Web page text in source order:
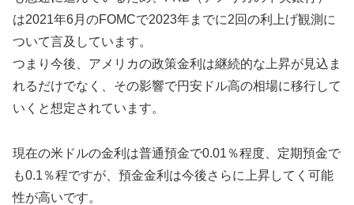
は2021年6月のFOMCで2023年までに2回の利上げ観測に
ついて言及しています。
つまり今後、アメリカの政策金利は継続的な上昇が見込ま
れるだけでなく、その影響で円安ドル高の相場に移行して
いくと想定されています。
現在の米ドルの金利は普通預金で0.01％程度、定期預金で
も0.1％程ですが、預金金利は今後さらに上昇してく可能
性が高いです。